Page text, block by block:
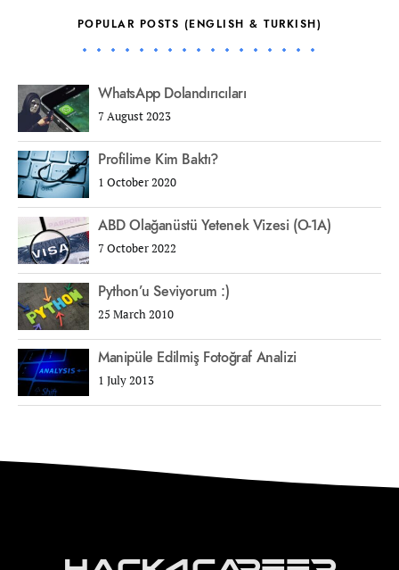
POPULAR POSTS (ENGLISH & TURKISH)
WhatsApp Dolandırıcıları
7 August 2023
Profilime Kim Baktı?
1 October 2020
ABD Olağanüstü Yetenek Vizesi (O-1A)
7 October 2022
Python’u Seviyorum :)
25 March 2010
Manipüle Edilmiş Fotoğraf Analizi
1 July 2013